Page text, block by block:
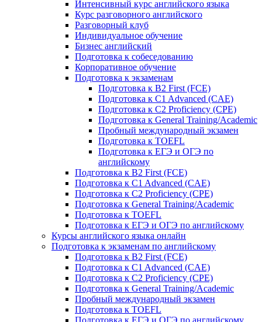
Интенсивный курс английского языка
Курс разговорного английского
Разговорный клуб
Индивидуальное обучение
Бизнес английский
Подготовка к собеседованию
Корпоративное обучение
Подготовка к экзаменам
Подготовка к B2 First (FCE)
Подготовка к C1 Advanced (CAE)
Подготовка к C2 Proficiency (CPE)
Подготовка к General Training/Academic
Пробный международный экзамен
Подготовка к TOEFL
Подготовка к ЕГЭ и ОГЭ по
английскому
Подготовка к B2 First (FCE)
Подготовка к C1 Advanced (CAE)
Подготовка к C2 Proficiency (CPE)
Подготовка к General Training/Academic
Подготовка к TOEFL
Подготовка к ЕГЭ и ОГЭ по английскому
Курсы английского языка онлайн
Подготовка к экзаменам по английскому
Подготовка к B2 First (FCE)
Подготовка к C1 Advanced (CAE)
Подготовка к C2 Proficiency (CPE)
Подготовка к General Training/Academic
Пробный международный экзамен
Подготовка к TOEFL
Подготовка к ЕГЭ и ОГЭ по английскому